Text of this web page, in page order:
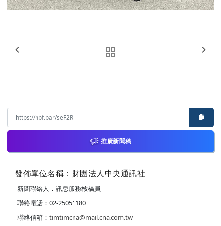
推廣新聞稿
發佈單位名稱：財團法人中央通訊社
新聞聯絡人：訊息服務核稿員
聯絡電話：02-25051180
聯絡信箱： timtimcna@mail.cna.com.tw